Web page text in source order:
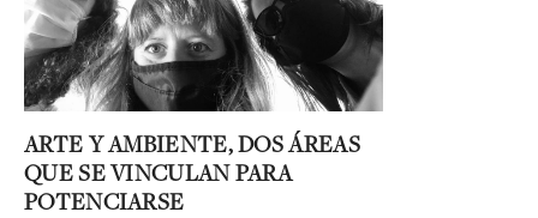
ARTE Y AMBIENTE, DOS ÁREAS
QUE SE VINCULAN PARA
POTENCIARSE